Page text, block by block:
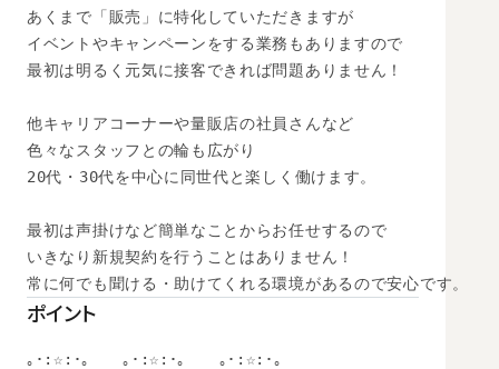
あくまで「販売」に特化していただきますが
イベントやキャンペーンをする業務もありますので
最初は明るく元気に接客できれば問題ありません！
他キャリアコーナーや量販店の社員さんなど
色々なスタッフとの輪も広がり
20代・30代を中心に同世代と楽しく働けます。
最初は声掛けなど簡単なことからお任せするので
いきなり新規契約を行うことはありません！
常に何でも聞ける・助けてくれる環境があるので安心です。
ポイント
｡･:☆:･｡　　｡･:☆:･｡　　｡･:☆:･｡